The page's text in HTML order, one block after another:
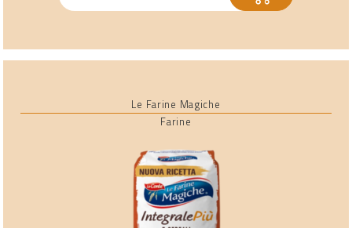
Le Farine Magiche
Farine